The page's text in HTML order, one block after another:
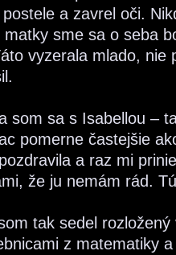
a zavrel oči.
matky sme sa o seba
vyzerala mlado, nie
som sa s Isabellou –
pomerne častejšie
a raz mi
že ju nemám rád.
tak sedel
z matematiky